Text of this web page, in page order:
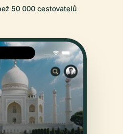
50 000 cestovatelů